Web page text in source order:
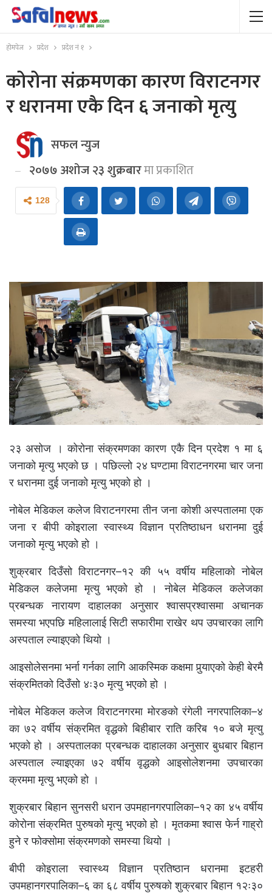
होमपेज प्रदेश प्रदेश नं १
कोरोना संक्रमणका कारण विराटनगर
र धरानमा एकै दिन ६ जनाको मृत्यु
सफल न्युज
२०७७ अशोज २३ शुक्रबारमा प्रकाशित
128
२३ असोज । कोरोना संक्रमणका कारण एकै दिन प्रदेश १ मा ६
जनाको मृत्यु भएको छ । पछिल्लो २४ घण्टामा विराटनगरमा चार जना
र धरानमा दुई जनाको मृत्यु भएको हो ।
नोबेल मेडिकल कलेज विराटनगरमा तीन जना कोशी अस्पतालमा एक
जना र बीपी कोइराला स्वास्थ्य विज्ञान प्रतिष्ठाधन धरानमा दुई
जनाको मृत्यु भएको हो ।
शुक्रबार दिउँसो विराटनगर–१२ की ५५ वर्षीय महिलाको नोबेल
मेडिकल कलेजमा मृत्यु भएको हो । नोबेल मेडिकल कलेजका
प्रबन्धक नारायण दाहालका अनुसार श्वासप्रश्वासमा अचानक
समस्या भएपछि महिलालाई सिटी सफारीमा राखेर थप उपचारका लागि
अस्पताल ल्याइएको थियो ।
आइसोलेसनमा भर्ना गर्नका लागि आकस्मिक कक्षमा पुर्‍याएको केही बेरमै
संक्रमितको दिउँसो ४ः३० मृत्यु भएको हो ।
नोबेल मेडिकल कलेज विराटनगरमा मोरङको रंगेली नगरपालिका–४
का ७२ वर्षीय संक्रमित वृद्धको बिहीबार राति करिब १० बजे मृत्यु
भएको हो । अस्पतालका प्रबन्धक दाहालका अनुसार बुधबार बिहान
अस्पताल ल्याइएका ७२ वर्षीय वृद्धको आइसोलेशनमा उपचारका
क्रममा मृत्यु भएको हो ।
शुक्रबार बिहान सुनसरी धरान उपमहानगरपालिका–१२ का ४५ वर्षीय
कोरोना संक्रमित पुरुषको मृत्यु भएको हो । मृतकमा श्वास फेर्न गाह्रो
हुने र फोक्सोमा संक्रमणको समस्या थियो ।
बीपी कोइराला स्वास्थ्य विज्ञान प्रतिष्ठान धरानमा इटहरी
उपमहानगरपालिका–६ का ६८ वर्षीय पुरुषको शुक्रबार बिहान १२ः३०